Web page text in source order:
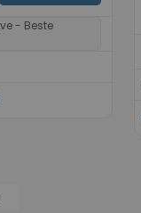
- Beste